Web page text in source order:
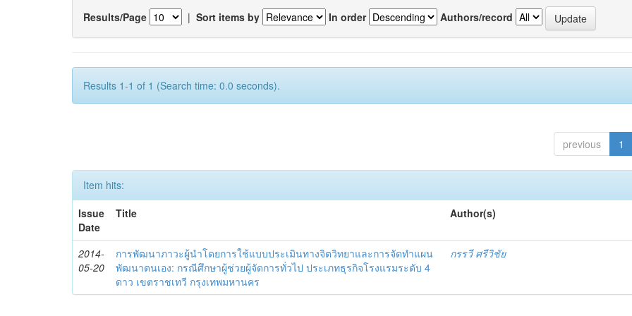
Results/Page | Sort items by In order Authors/record
Results 1-1 of 1 (Search time: 0.0 seconds).
previous 1
Item hits:
Issue
Date
Title Author(s)
2014-
05-20
การพัฒนาภาวะผู้นำโดยการใช้แบบประเมินทางจิตวิทยาและการจัดทำแผน
พัฒนาตนเอง: กรณีศึกษาผู้ช่วยผู้จัดการทั่วไป ประเภทธุรกิจโรงแรมระดับ 4
ดาว เขตราชเทวี กรุงเทพมหานคร
กรรวี ศรีวิชัย